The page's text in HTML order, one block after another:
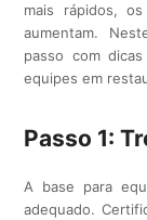
mais rápidos,
aumentam.
passo com
equipes em
Passo 1:
A base para
adequado.